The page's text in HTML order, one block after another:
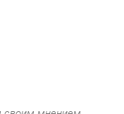
мнением.